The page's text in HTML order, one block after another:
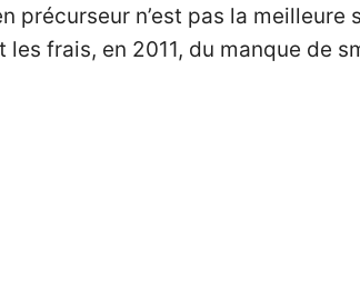
précurseur n’est pas la
les frais, en 2011, du manque de